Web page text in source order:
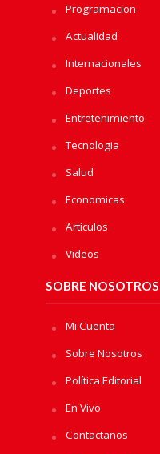
Programacion
Actualidad
Internacionales
Deportes
Entretenimiento
Tecnologia
Salud
Economicas
Artículos
Videos
SOBRE NOSOTROS
Mi Cuenta
Sobre Nosotros
Política Editorial
En Vivo
Contactanos